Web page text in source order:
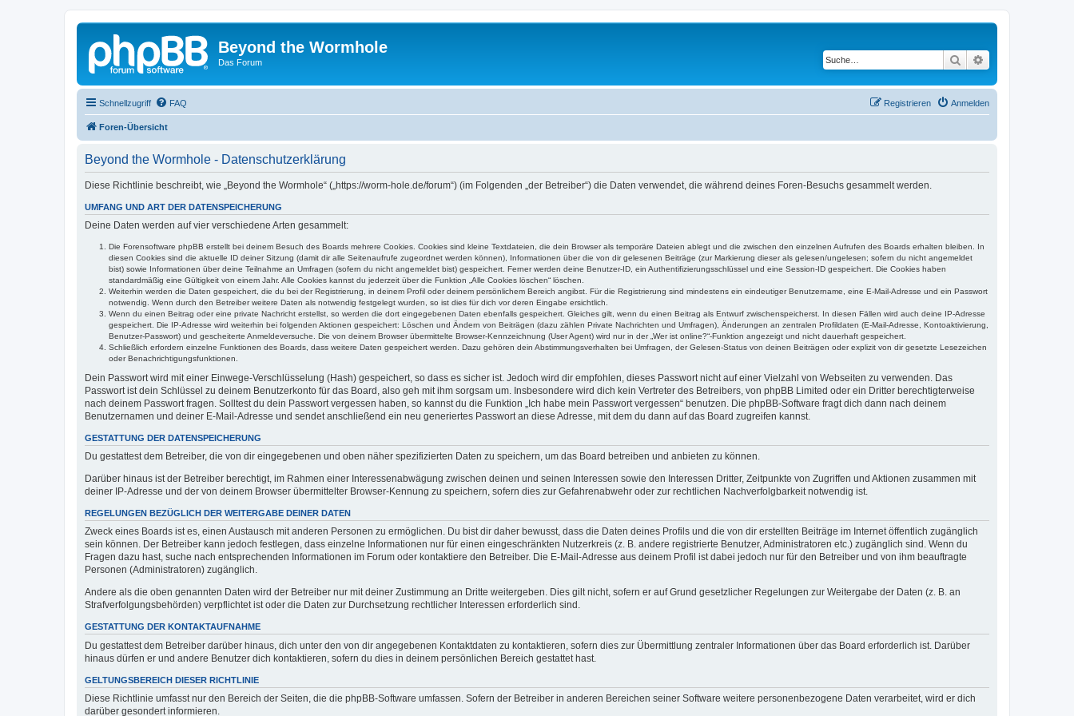
Beyond the Wormhole
Das Forum Suche
Schnellzugriff FAQ Anmelden
Registrieren
Foren-Übersicht
Beyond the Wormhole - Datenschutzerklärung
Diese Richtlinie beschreibt, wie „Beyond the Wormhole“ („https://worm-hole.de/forum“) (im Folgenden „der Betreiber“) die Daten verwendet, die während deines Foren-Besuchs gesammelt werden.
UMFANG UND ART DER DATENSPEICHERUNG
Deine Daten werden auf vier verschiedene Arten gesammelt:
Die Forensoftware phpBB erstellt bei deinem Besuch des Boards mehrere Cookies. Cookies sind kleine Textdateien, die dein Browser als temporäre Dateien ablegt und die zwischen den einzelnen Aufrufen des Boards erhalten bleiben. In
diesen Cookies sind die aktuelle ID deiner Sitzung (damit dir alle Seitenaufrufe zugeordnet werden können), Informationen über die von dir gelesenen Beiträge (zur Markierung dieser als gelesen/ungelesen; sofern du nicht angemeldet
bist) sowie Informationen über deine Teilnahme an Umfragen (sofern du nicht angemeldet bist) gespeichert. Ferner werden deine Benutzer-ID, ein Authentifizierungsschlüssel und eine Session-ID gespeichert. Die Cookies haben
standardmäßig eine Gültigkeit von einem Jahr. Alle Cookies kannst du jederzeit über die Funktion „Alle Cookies löschen“ löschen.
Weiterhin werden die Daten gespeichert, die du bei der Registrierung, in deinem Profil oder deinem persönlichem Bereich angibst. Für die Registrierung sind mindestens ein eindeutiger Benutzername, eine E-Mail-Adresse und ein Passwort
notwendig. Wenn durch den Betreiber weitere Daten als notwendig festgelegt wurden, so ist dies für dich vor deren Eingabe ersichtlich.
Wenn du einen Beitrag oder eine private Nachricht erstellst, so werden die dort eingegebenen Daten ebenfalls gespeichert. Gleiches gilt, wenn du einen Beitrag als Entwurf zwischenspeicherst. In diesen Fällen wird auch deine IP-Adresse
gespeichert. Die IP-Adresse wird weiterhin bei folgenden Aktionen gespeichert: Löschen und Ändern von Beiträgen (dazu zählen Private Nachrichten und Umfragen), Änderungen an zentralen Profildaten (E-Mail-Adresse, Kontoaktivierung,
Benutzer-Passwort) und gescheiterte Anmeldeversuche. Die von deinem Browser übermittelte Browser-Kennzeichnung (User Agent) wird nur in der „Wer ist online?“-Funktion angezeigt und nicht dauerhaft gespeichert.
Schließlich erfordern einzelne Funktionen des Boards, dass weitere Daten gespeichert werden. Dazu gehören dein Abstimmungsverhalten bei Umfragen, der Gelesen-Status von deinen Beiträgen oder explizit von dir gesetzte Lesezeichen
oder Benachrichtigungsfunktionen.
Dein Passwort wird mit einer Einwege-Verschlüsselung (Hash) gespeichert, so dass es sicher ist. Jedoch wird dir empfohlen, dieses Passwort nicht auf einer Vielzahl von Webseiten zu verwenden. Das
Passwort ist dein Schlüssel zu deinem Benutzerkonto für das Board, also geh mit ihm sorgsam um. Insbesondere wird dich kein Vertreter des Betreibers, von phpBB Limited oder ein Dritter berechtigterweise
nach deinem Passwort fragen. Solltest du dein Passwort vergessen haben, so kannst du die Funktion „Ich habe mein Passwort vergessen“ benutzen. Die phpBB-Software fragt dich dann nach deinem
Benutzernamen und deiner E-Mail-Adresse und sendet anschließend ein neu generiertes Passwort an diese Adresse, mit dem du dann auf das Board zugreifen kannst.
GESTATTUNG DER DATENSPEICHERUNG
Du gestattest dem Betreiber, die von dir eingegebenen und oben näher spezifizierten Daten zu speichern, um das Board betreiben und anbieten zu können.
Darüber hinaus ist der Betreiber berechtigt, im Rahmen einer Interessenabwägung zwischen deinen und seinen Interessen sowie den Interessen Dritter, Zeitpunkte von Zugriffen und Aktionen zusammen mit
deiner IP-Adresse und der von deinem Browser übermittelter Browser-Kennung zu speichern, sofern dies zur Gefahrenabwehr oder zur rechtlichen Nachverfolgbarkeit notwendig ist.
REGELUNGEN BEZÜGLICH DER WEITERGABE DEINER DATEN
Zweck eines Boards ist es, einen Austausch mit anderen Personen zu ermöglichen. Du bist dir daher bewusst, dass die Daten deines Profils und die von dir erstellten Beiträge im Internet öffentlich zugänglich
sein können. Der Betreiber kann jedoch festlegen, dass einzelne Informationen nur für einen eingeschränkten Nutzerkreis (z. B. andere registrierte Benutzer, Administratoren etc.) zugänglich sind. Wenn du
Fragen dazu hast, suche nach entsprechenden Informationen im Forum oder kontaktiere den Betreiber. Die E-Mail-Adresse aus deinem Profil ist dabei jedoch nur für den Betreiber und von ihm beauftragte
Personen (Administratoren) zugänglich.
Andere als die oben genannten Daten wird der Betreiber nur mit deiner Zustimmung an Dritte weitergeben. Dies gilt nicht, sofern er auf Grund gesetzlicher Regelungen zur Weitergabe der Daten (z. B. an
Strafverfolgungsbehörden) verpflichtet ist oder die Daten zur Durchsetzung rechtlicher Interessen erforderlich sind.
GESTATTUNG DER KONTAKTAUFNAHME
Du gestattest dem Betreiber darüber hinaus, dich unter den von dir angegebenen Kontaktdaten zu kontaktieren, sofern dies zur Übermittlung zentraler Informationen über das Board erforderlich ist. Darüber
hinaus dürfen er und andere Benutzer dich kontaktieren, sofern du dies in deinem persönlichen Bereich gestattet hast.
GELTUNGSBEREICH DIESER RICHTLINIE
Diese Richtlinie umfasst nur den Bereich der Seiten, die die phpBB-Software umfassen. Sofern der Betreiber in anderen Bereichen seiner Software weitere personenbezogene Daten verarbeitet, wird er dich
darüber gesondert informieren.